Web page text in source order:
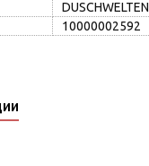
DUSCHWELTEN
10000002592